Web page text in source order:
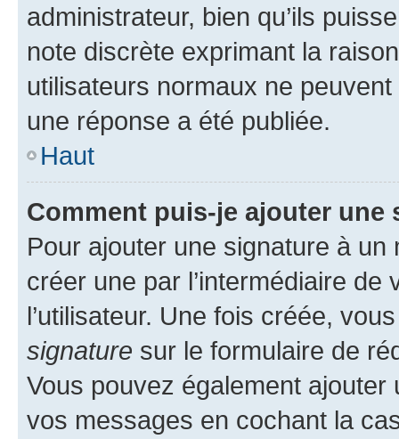
administrateur, bien qu’ils
note discrète exprimant la
utilisateurs normaux ne
une réponse a été publiée.
Haut
Comment puis-je ajouter une
Pour ajouter une signature à un
créer une par l’intermédiaire
l’utilisateur. Une fois créée,
signature sur le formulaire de
Vous pouvez également
vos messages en cochant la